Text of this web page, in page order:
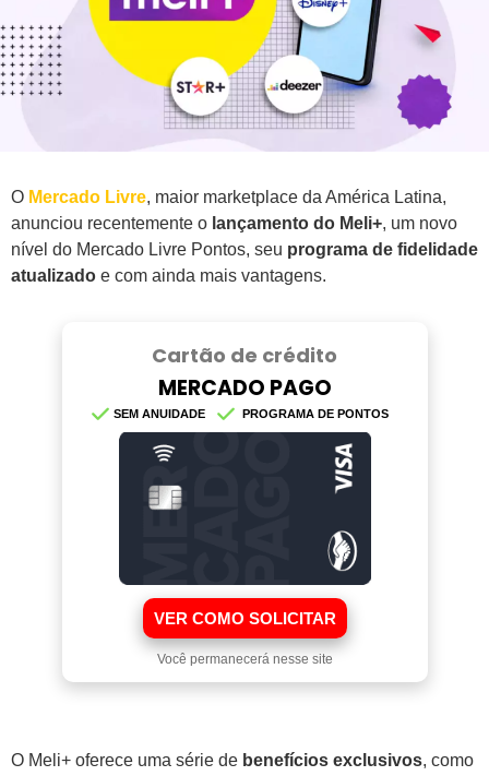
O Mercado Livre, maior marketplace da América Latina,
anunciou recentemente o lançamento do Meli+, um novo
nível do Mercado Livre Pontos, seu programa de fidelidade
atualizado e com ainda mais vantagens.
Cartão de crédito
MERCADO PAGO
SEM ANUIDADE PROGRAMA DE PONTOS
VER COMO SOLICITAR
Você permanecerá nesse site
O Meli+ oferece uma série de benefícios exclusivos, como